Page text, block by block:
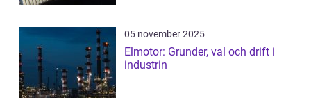
05 november 2025
Elmotor: Grunder, val och drift i
industrin